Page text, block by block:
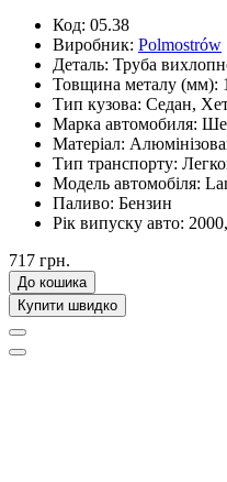
Код: 05.38
Виробник: Polmostrów
Деталь: Труба
Товщина металу (мм):
Тип кузова: Седан,
Марка автомобиля:
Матеріал:
Тип транспорту:
Модель автомобіля:
Паливо: Бензин
Рік випуску авто:
717 грн.
До кошика
Купити швидко